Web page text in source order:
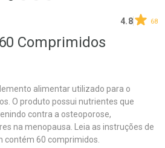
4.8 68
Comprimidos
alimentar utilizado para o
O produto possui nutrientes que
contra a osteoporose,
na menopausa. Leia as instruções de
contém 60 comprimidos.